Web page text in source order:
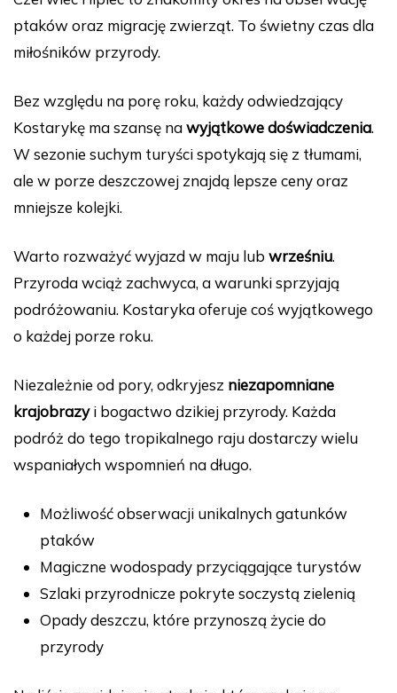
ptaków oraz migrację zwierząt. To świetny czas dla
miłośników przyrody.
Bez względu na porę roku, każdy odwiedzający
Kostarykę ma szansę nawyjątkowe doświadczenia.
W sezonie suchym turyści spotykają się z tłumami,
ale w porze deszczowej znajdą lepsze ceny oraz
mniejsze kolejki.
Warto rozważyć wyjazd w maju lub wrześniu.
Przyroda wciąż zachwyca, a warunki sprzyjają
podróżowaniu. Kostaryka oferuje coś wyjątkowego
o każdej porze roku.
Niezależnie od pory, odkryjesz niezapomniane
krajobrazyi bogactwo dzikiej przyrody. Każda
podróż do tego tropikalnego raju dostarczy wielu
wspaniałych wspomnień na długo.
Możliwość obserwacji unikalnych gatunków
ptaków
Magiczne wodospady przyciągające turystów
Szlaki przyrodnicze pokryte soczystą zielenią
Opady deszczu, które przynoszą życie do
przyrody